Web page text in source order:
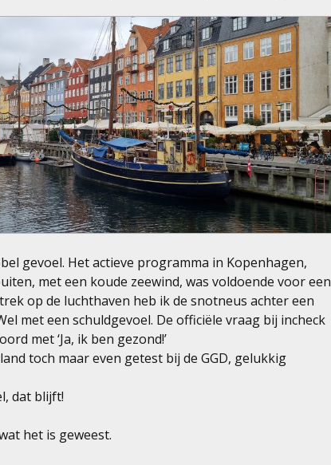
gevoel. Het actieve programma in Kopenhagen,
met een koude zeewind, was voldoende voor een
op de luchthaven heb ik de snotneus achter een
met een schuldgevoel. De officiële vraag bij incheck
met ‘Ja, ik ben gezond!’
toch maar even getest bij de GGD, gelukkig
dat blijft!
het is geweest.